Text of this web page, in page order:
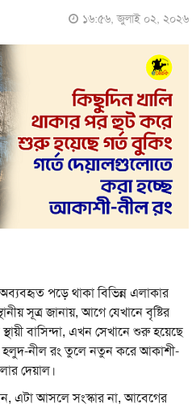
১৬:৫৬, জুলাই ০২, ২০২৬
অব্যবহৃত পড়ে থাকা বিভিন্ন এলাকার
সূত্র জানায়, আগে যেখানে বৃষ্টির
বাসিন্দা, এখন সেখানে শুরু হয়েছে
নীল রং তুলে নতুন করে আকাশী-
দেয়াল।
এটা আসলে সংস্কার না, আবেগের